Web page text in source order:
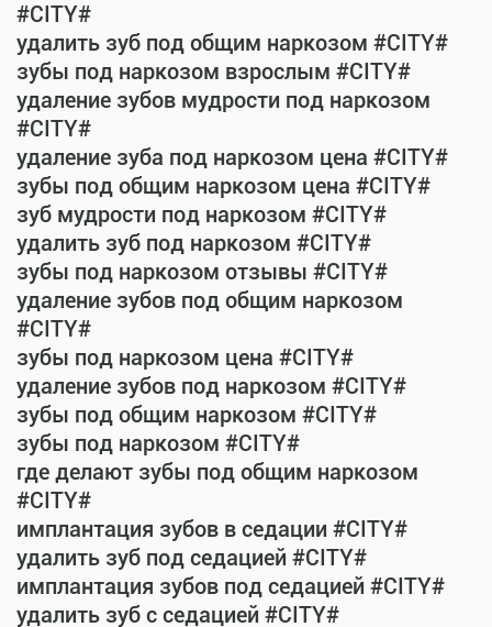
#CITY#
удалить зуб под общим наркозом #CITY#
зубы под наркозом взрослым #CITY#
удаление зубов мудрости под наркозом
#CITY#
удаление зуба под наркозом цена #CITY#
зубы под общим наркозом цена #CITY#
зуб мудрости под наркозом #CITY#
удалить зуб под наркозом #CITY#
зубы под наркозом отзывы #CITY#
удаление зубов под общим наркозом
#CITY#
зубы под наркозом цена #CITY#
удаление зубов под наркозом #CITY#
зубы под общим наркозом #CITY#
зубы под наркозом #CITY#
где делают зубы под общим наркозом
#CITY#
имплантация зубов в седации #CITY#
удалить зуб под седацией #CITY#
имплантация зубов под седацией #CITY#
удалить зуб с седацией #CITY#